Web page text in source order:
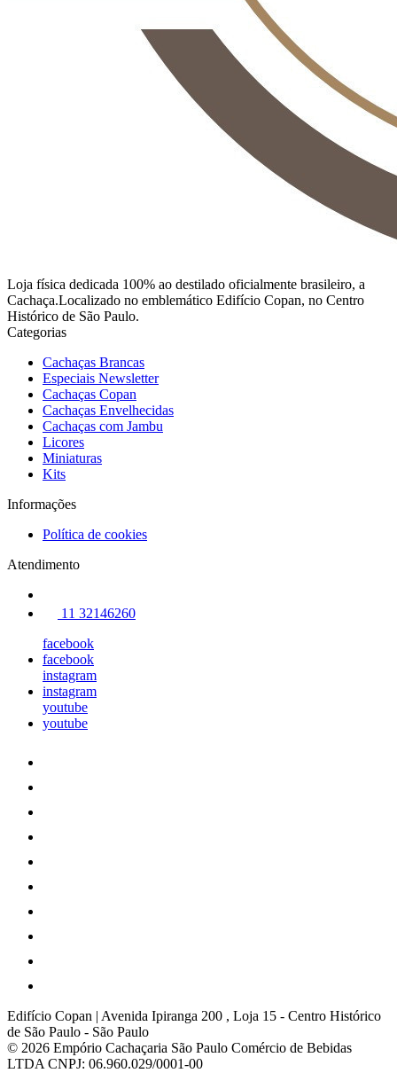
Loja física dedicada 100% ao destilado oficialmente brasileiro, a
Cachaça.Localizado no emblemático Edifício Copan, no Centro
Histórico de São Paulo.
Categorias
Cachaças Brancas
Especiais Newsletter
Cachaças Copan
Cachaças Envelhecidas
Cachaças com Jambu
Licores
Miniaturas
Kits
Informações
Política de cookies
Atendimento
11 32146260
facebook
facebook
instagram
instagram
youtube
youtube
Edifício Copan | Avenida Ipiranga 200 , Loja 15 - Centro Histórico
de São Paulo - São Paulo
© 2026 Empório Cachaçaria São Paulo Comércio de Bebidas
LTDA CNPJ: 06.960.029/0001-00